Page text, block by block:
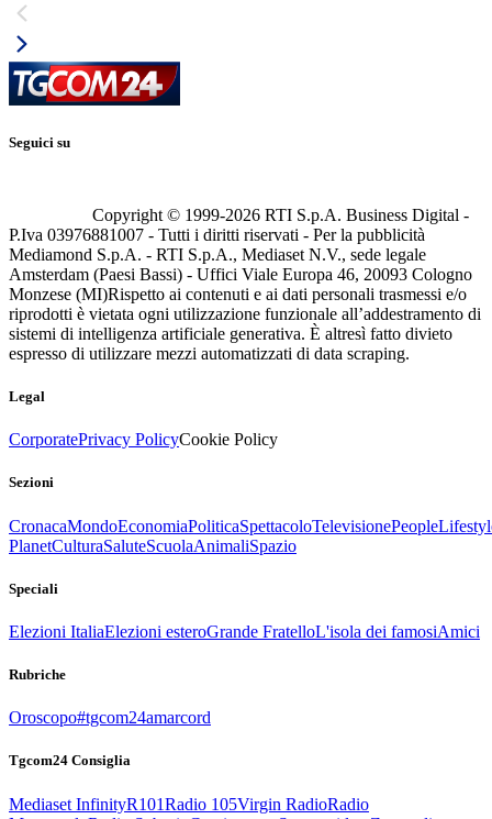
Seguici su
Copyright © 1999-2026 RTI S.p.A. Business Digital -
P.Iva 03976881007 - Tutti i diritti riservati - Per la pubblicità
Mediamond S.p.A. - RTI S.p.A., Mediaset N.V., sede legale
Amsterdam (Paesi Bassi) - Uffici Viale Europa 46, 20093 Cologno
Monzese (MI)Rispetto ai contenuti e ai dati personali trasmessi e/o
riprodotti è vietata ogni utilizzazione funzionale all’addestramento di
sistemi di intelligenza artificiale generativa. È altresì fatto divieto
espresso di utilizzare mezzi automatizzati di data scraping.
Legal
CorporatePrivacy PolicyCookie Policy
Sezioni
CronacaMondoEconomiaPoliticaSpettacoloTelevisionePeople
PlanetCulturaSaluteScuolaAnimaliSpazio
Speciali
Elezioni ItaliaElezioni esteroGrande FratelloL'isola dei famosiAmici
Rubriche
Oroscopo#tgcom24amarcord
Tgcom24 Consiglia
Mediaset InfinityR101Radio 105Virgin RadioRadio